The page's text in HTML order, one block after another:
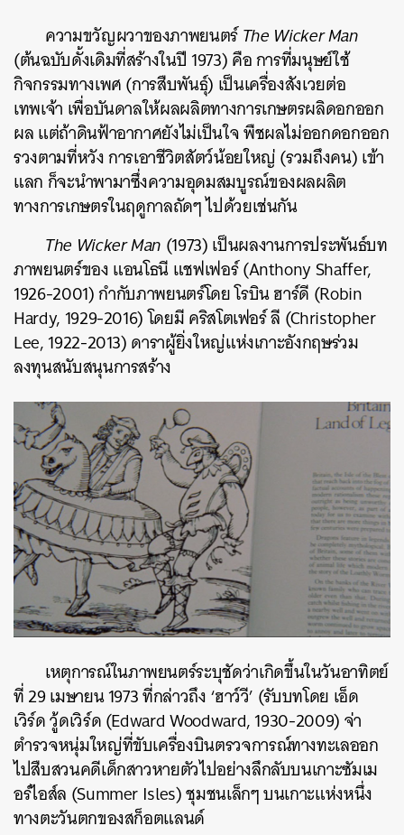
ความขวัญผวาของภาพยนตร์The Wicker Man
(ต้นฉบับดั้งเดิมที่สร้างในปี 1973) คือ การที่มนุษย์ใช้
กิจกรรมทางเพศ (การสืบพันธุ์) เป็นเครื่องสังเวยต่อ
เทพเจ้า เพื่อบันดาลให้ผลผลิตทางการเกษตรผลิดอกออก
ผล แต่ถ้าดินฟ้าอากาศยังไม่เป็นใจ พืชผลไม่ออกดอกออก
รวงตามที่หวัง การเอาชีวิตสัตว์น้อยใหญ่ (รวมถึงคน) เข้า
แลก ก็จะนำพามาซึ่งความอุดมสมบูรณ์ของผลผลิต
ทางการเกษตรในฤดูกาลถัดๆ ไปด้วยเช่นกัน
The Wicker Man (1973) เป็นผลงานการประพันธ์บท
ภาพยนตร์ของ แอนโธนี แชฟเฟอร์ (Anthony Shaffer,
1926-2001) กำกับภาพยนตร์โดย โรบิน ฮาร์ดี (Robin
Hardy, 1929-2016) โดยมี คริสโตเฟอร์ ลี (Christopher
Lee, 1922-2013) ดาราผู้ยิ่งใหญ่แห่งเกาะอังกฤษร่วม
ลงทุนสนับสนุนการสร้าง
เหตุการณ์ในภาพยนตร์ระบุชัดว่าเกิดขึ้นในวันอาทิตย์
ที่ 29 เมษายน 1973 ที่กล่าวถึง ‘ฮาว์วี’ (รับบทโดย เอ็ด
เวิร์ด วู้ดเวิร์ด (Edward Woodward, 1930-2009) จ่า
ตำรวจหนุ่มใหญ่ที่ขับเครื่องบินตรวจการณ์ทางทะเลออก
ไปสืบสวนคดีเด็กสาวหายตัวไปอย่างลึกลับบนเกาะซัมเม
อร์ไอส์ล (Summer Isles) ชุมชนเล็กๆ บนเกาะแห่งหนึ่ง
ทางตะวันตกของสก็อตแลนด์